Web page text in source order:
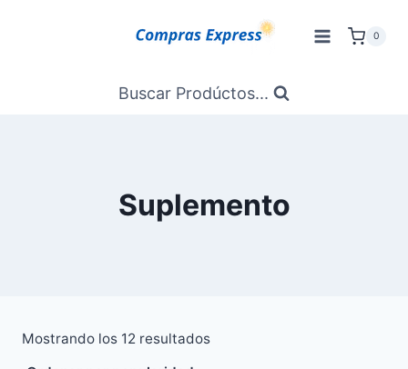
0
Buscar Prodúctos...
Suplemento
Mostrando los 12 resultadosOrdenado